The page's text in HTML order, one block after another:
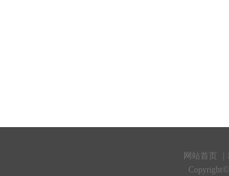
网站首页
Copyright